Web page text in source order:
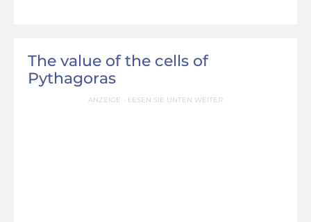
The value of the cells of
Pythagoras
ANZEIGE - LESEN SIE UNTEN WEITER